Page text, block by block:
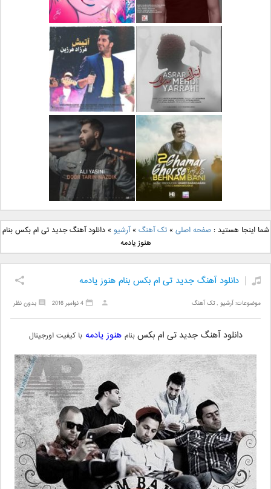
دانلود آهنگ جدید رضا
بهرام بنام نگار
دانلود آهنگ جدید علی
لهراسبی بنام صورت
دانلود آهنگ جدید مهدی
یراحی بنام اسرار
دانلود آهنگ جدید فرزاد
فرزین بنام آتیش
دانلود آهنگ جدید بهنام
بانی بنام قرص قمر 2
دانلود آهنگ جدید علی
یاسینی بنام دورترین نزدیک
شما اینجا هستید :صفحه اصلی »تک آهنگ »آرشیو »دانلود آهنگ جدید تی ام بکس بنام
هنوز یادمه
دانلود آهنگ جدید تی ام بکس بنام هنوز یادمه
موضوعات:آرشیو ,تک آهنگ بدون نظر 4 نوامبر 2016
دانلود آهنگ جدید تی ام بکسبنام هنوز یادمه با کیفیت اورجینال